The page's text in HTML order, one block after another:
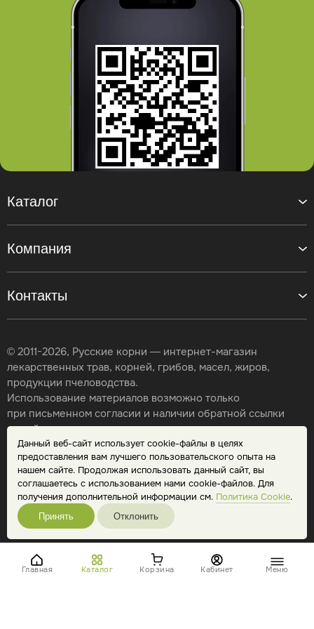
Данный веб-сайт использует cookie-файлы в целях
предоставления вам лучшего пользовательского опыта на
нашем сайте. Продолжая использовать данный сайт, вы
соглашаетесь с использованием нами cookie-файлов. Для
получения дополнительной информации см. Политика Cookie.
Принять Отклонить
Главная Каталог Корзина Кабинет Меню
публикуемые на нашем сайте материалы защищены
авторским правом. При повторной публикации указание
Контакты
Каталог
Компания
© 2011-2026, Русские корни — интернет-магазин
лекарственных трав, корней, грибов, масел, жиров,
продукции пчеловодства.
Использование материалов возможно только
при письменном согласии и наличии обратной ссылки
на сайт.
Карта сайта
Политика конфиденциальности
Публичная оферта
Обработка персональных данных